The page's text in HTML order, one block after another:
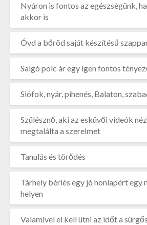
Nyáron is fontos az egészségünk,
akkor is
Óvd a bőröd saját készítésű
Salgó polc ár egy igen fontos
Siófok, nyár, pihenés, Balaton,
Szülésznő, aki az esküvői videók
megtalálta a szerelmet
Tanulás és törődés
Tárhely bérlés egy jó honlapért egy
helyen
Valamivel el kell ütni az időt a